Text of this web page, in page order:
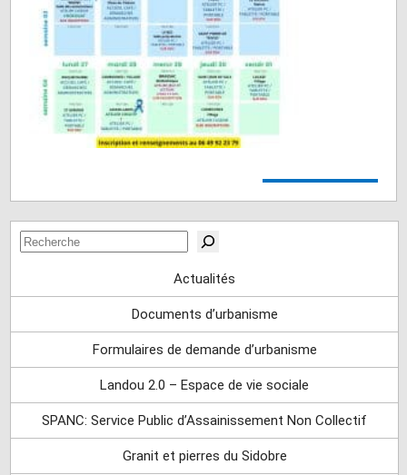
Rechercher
Actualités
Documents d’urbanisme
Formulaires de demande d’urbanisme
Landou 2.0 – Espace de vie sociale
SPANC: Service Public d’Assainissement Non Collectif
Granit et pierres du Sidobre